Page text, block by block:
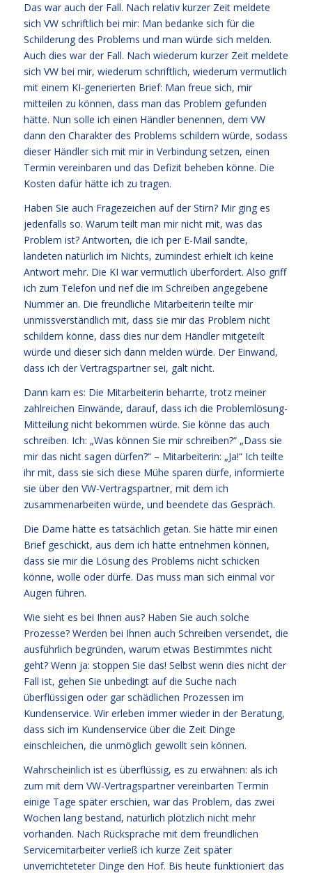
Das war auch der Fall. Nach relativ kurzer Zeit meldete
sich VW schriftlich bei mir: Man bedanke sich für die
Schilderung des Problems und man würde sich melden.
Auch dies war der Fall. Nach wiederum kurzer Zeit meldete
sich VW bei mir, wiederum schriftlich, wiederum vermutlich
mit einem KI-generierten Brief: Man freue sich, mir
mitteilen zu können, dass man das Problem gefunden
hätte. Nun solle ich einen Händler benennen, dem VW
dann den Charakter des Problems schildern würde, sodass
dieser Händler sich mit mir in Verbindung setzen, einen
Termin vereinbaren und das Defizit beheben könne. Die
Kosten dafür hätte ich zu tragen.
Haben Sie auch Fragezeichen auf der Stirn? Mir ging es
jedenfalls so. Warum teilt man mir nicht mit, was das
Problem ist? Antworten, die ich per E-Mail sandte,
landeten natürlich im Nichts, zumindest erhielt ich keine
Antwort mehr. Die KI war vermutlich überfordert. Also griff
ich zum Telefon und rief die im Schreiben angegebene
Nummer an. Die freundliche Mitarbeiterin teilte mir
unmissverständlich mit, dass sie mir das Problem nicht
schildern könne, dass dies nur dem Händler mitgeteilt
würde und dieser sich dann melden würde. Der Einwand,
dass ich der Vertragspartner sei, galt nicht.
Dann kam es: Die Mitarbeiterin beharrte, trotz meiner
zahlreichen Einwände, darauf, dass ich die Problemlösung-
Mitteilung nicht bekommen würde. Sie könne das auch
schreiben. Ich: „Was können Sie mir schreiben?“ „Dass sie
mir das nicht sagen dürfen?“ – Mitarbeiterin: „Ja!“ Ich teilte
ihr mit, dass sie sich diese Mühe sparen dürfe, informierte
sie über den VW-Vertragspartner, mit dem ich
zusammenarbeiten würde, und beendete das Gespräch.
Die Dame hätte es tatsächlich getan. Sie hätte mir einen
Brief geschickt, aus dem ich hätte entnehmen können,
dass sie mir die Lösung des Problems nicht schicken
könne, wolle oder dürfe. Das muss man sich einmal vor
Augen führen.
Wie sieht es bei Ihnen aus? Haben Sie auch solche
Prozesse? Werden bei Ihnen auch Schreiben versendet, die
ausführlich begründen, warum etwas Bestimmtes nicht
geht? Wenn ja: stoppen Sie das! Selbst wenn dies nicht der
Fall ist, gehen Sie unbedingt auf die Suche nach
überflüssigen oder gar schädlichen Prozessen im
Kundenservice. Wir erleben immer wieder in der Beratung,
dass sich im Kundenservice über die Zeit Dinge
einschleichen, die unmöglich gewollt sein können.
Wahrscheinlich ist es überflüssig, es zu erwähnen: als ich
zum mit dem VW-Vertragspartner vereinbarten Termin
einige Tage später erschien, war das Problem, das zwei
Wochen lang bestand, natürlich plötzlich nicht mehr
vorhanden. Nach Rücksprache mit dem freundlichen
Servicemitarbeiter verließ ich kurze Zeit später
unverrichteteter Dinge den Hof. Bis heute funktioniert das